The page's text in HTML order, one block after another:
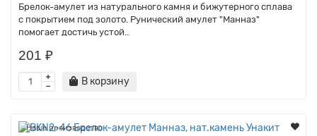
Брелок-амулет из натурального камня и бижутерного сплава
с покрытием под золото. Рунический амулет "Манназ"
помогает достичь устой..
201 ₽
В корзину
Наше производство